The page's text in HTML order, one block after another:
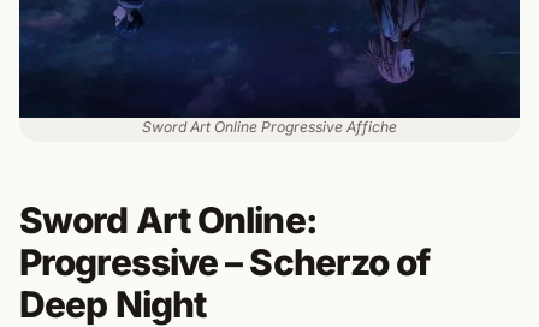
Sword Art Online Progressive Affiche
Sword Art Online:
Progressive – Scherzo of
Deep Night